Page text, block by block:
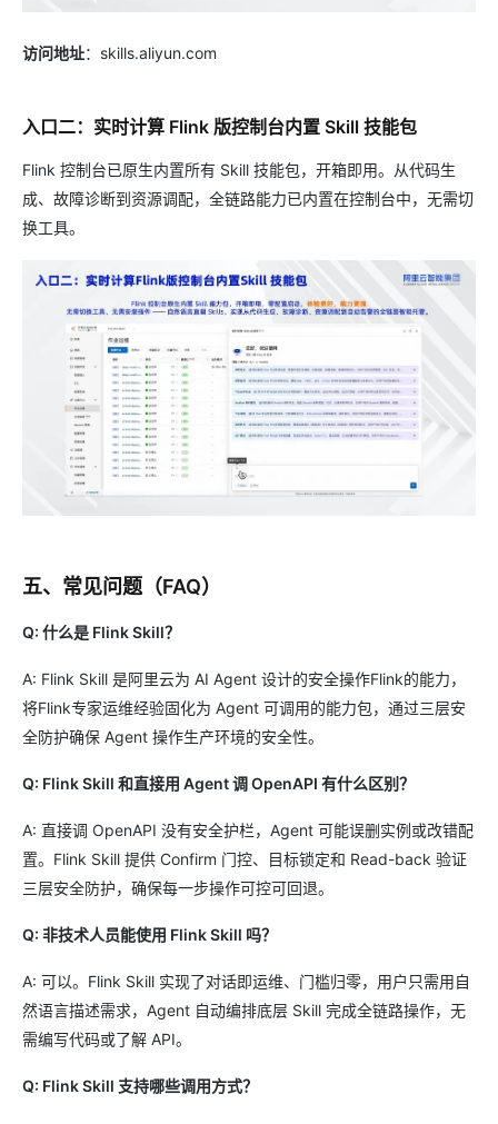
访问地址：skills.aliyun.com
入口二：实时计算 Flink 版控制台内置 Skill 技能包
Flink 控制台已原生内置所有 Skill 技能包，开箱即用。从代码生
成、故障诊断到资源调配，全链路能力已内置在控制台中，无需切
换工具。
五、常见问题（FAQ）
Q: 什么是 Flink Skill？
A: Flink Skill 是阿里云为 AI Agent 设计的安全操作Flink的能力，
将Flink专家运维经验固化为 Agent 可调用的能力包，通过三层安
全防护确保 Agent 操作生产环境的安全性。
Q: Flink Skill 和直接用 Agent 调 OpenAPI 有什么区别？
A: 直接调 OpenAPI 没有安全护栏，Agent 可能误删实例或改错配
置。Flink Skill 提供 Confirm 门控、目标锁定和 Read-back 验证
三层安全防护，确保每一步操作可控可回退。
Q: 非技术人员能使用 Flink Skill 吗？
A: 可以。Flink Skill 实现了对话即运维、门槛归零，用户只需用自
然语言描述需求，Agent 自动编排底层 Skill 完成全链路操作，无
需编写代码或了解 API。
Q: Flink Skill 支持哪些调用方式？